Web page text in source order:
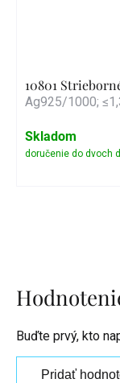
10801
Ag925/1000;
Skladom
Buďte prvý, kto
Pridať